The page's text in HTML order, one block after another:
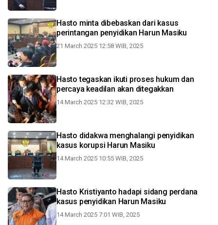
Hasto minta dibebaskan dari kasus
perintangan penyidikan Harun Masiku
21 March 2025 12:58 WIB, 2025
Hasto tegaskan ikuti proses hukum dan
percaya keadilan akan ditegakkan
14 March 2025 12:32 WIB, 2025
Hasto didakwa menghalangi penyidikan
kasus korupsi Harun Masiku
14 March 2025 10:55 WIB, 2025
Hasto Kristiyanto hadapi sidang perdana
kasus penyidikan Harun Masiku
14 March 2025 7:01 WIB, 2025